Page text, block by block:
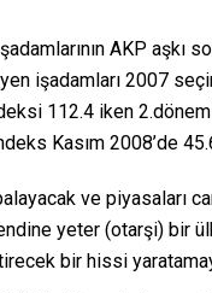
AKP aşkı
işadamları 2007
112.4 iken
Kasım 2008’de
ve piyasaları
yeter (otarşi) bir
bir hissi